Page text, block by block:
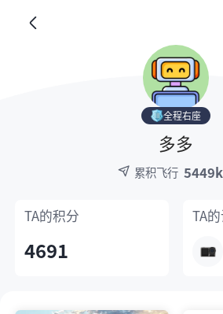
全程右座
多多
累积飞行
TA的积分
4691
TA的